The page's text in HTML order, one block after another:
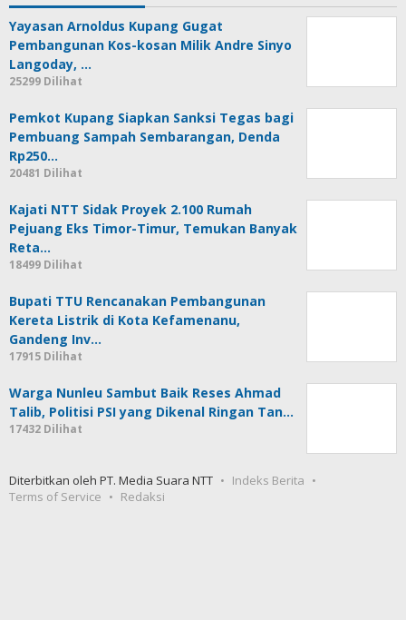
Yayasan Arnoldus Kupang Gugat
Pembangunan Kos-kosan Milik Andre Sinyo Langoday, …
25299 Dilihat
Pembuang Sampah Sembarangan, Denda
Rp250…
20481 Dilihat
Pejuang Eks Timor-Timur, Temukan Banyak
Reta…
18499 Dilihat
Kereta Listrik di Kota Kefamenanu,
Gandeng Inv…
17915 Dilihat
Talib, Politisi PSI yang Dikenal Ringan Tan…
17432 Dilihat
Terms of Service
Redaksi